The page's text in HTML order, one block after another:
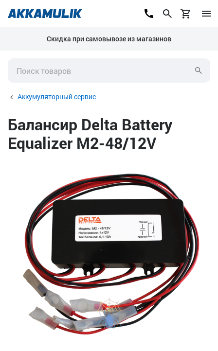
Скидка при самовывозе из магазинов
Аккумуляторный сервис
Балансир Delta Battery
Equalizer M2-48/12V